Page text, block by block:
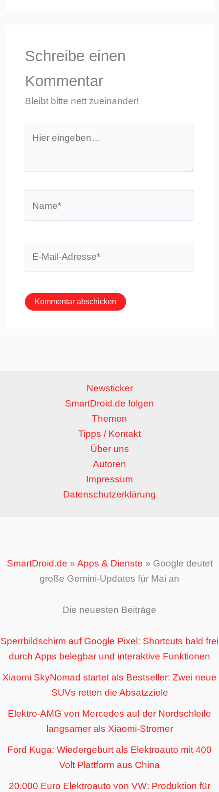
Schreibe einen
Kommentar
Bleibt bitte nett zueinander!
eingeben…
Newsticker
SmartDroid.de folgen
Themen
Tipps / Kontakt
Über uns
Autoren
Impressum
Datenschutzerklärung
SmartDroid.de » Apps & Dienste » Google deutet
große Gemini-Updates für Mai an
Die neuesten Beiträge
Sperrbildschirm auf Google Pixel: Shortcuts bald frei
durch Apps belegbar und interaktive Funktionen
Xiaomi SkyNomad startet als Bestseller: Zwei neue
SUVs retten die Absatzziele
Elektro-AMG von Mercedes auf der Nordschleife
langsamer als Xiaomi-Stromer
Ford Kuga: Wiedergeburt als Elektroauto mit 400
Volt Plattform aus China
20.000 Euro Elektroauto von VW: Produktion für